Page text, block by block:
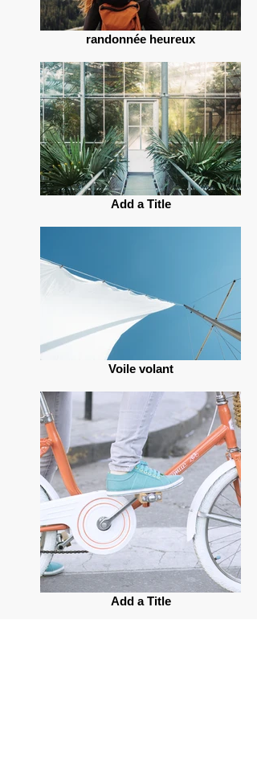
randonnée heureux
Add a Title
Voile volant
Add a Title